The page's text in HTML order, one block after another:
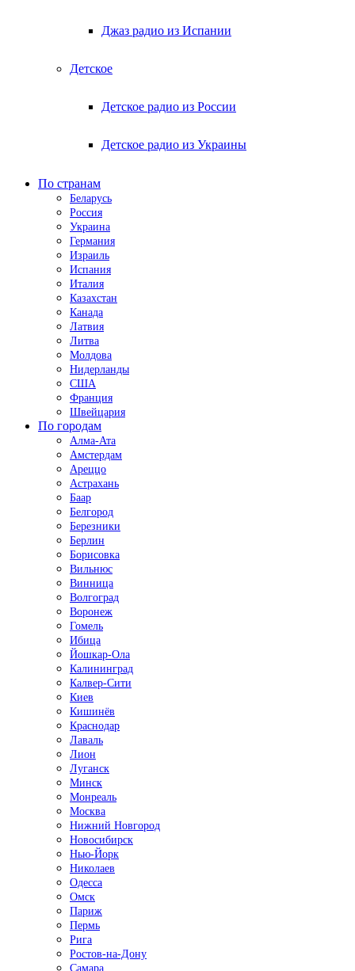
Джаз радио из Испании
Детское
Детское радио из России
Детское радио из Украины
По странам
Беларусь
Россия
Украина
Германия
Израиль
Испания
Италия
Казахстан
Канада
Латвия
Литва
Молдова
Нидерланды
США
Франция
Швейцария
По городам
Алма-Ата
Амстердам
Ареццо
Астрахань
Баар
Белгород
Березники
Берлин
Борисовка
Вильнюс
Винница
Волгоград
Воронеж
Гомель
Ибица
Йошкар-Ола
Калининград
Калвер-Сити
Киев
Кишинёв
Краснодар
Лаваль
Лион
Луганск
Минск
Монреаль
Москва
Нижний Новгород
Новосибирск
Нью-Йорк
Николаев
Одесса
Омск
Париж
Пермь
Рига
Ростов-на-Дону
Самара